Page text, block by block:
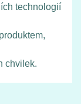
technologií
chvilek.